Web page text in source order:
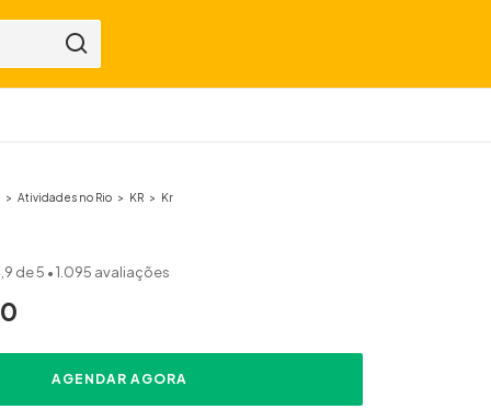
> Atividades no Rio > KR > Kr
de 5 • 1.095 avaliações
AGENDAR AGORA